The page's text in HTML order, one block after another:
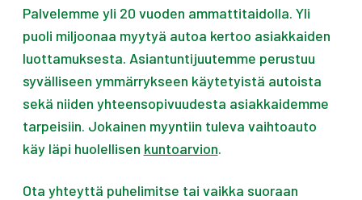
Palvelemme yli 20 vuoden ammattitaidolla. Yli
puoli miljoonaa myytyä autoa kertoo asiakkaiden
luottamuksesta. Asiantuntijuutemme perustuu
syvälliseen ymmärrykseen käytetyistä autoista
sekä niiden yhteensopivuudesta asiakkaidemme
tarpeisiin. Jokainen myyntiin tuleva vaihtoauto
käy läpi huolellisen kuntoarvion.
Ota yhteyttä puhelimitse tai vaikka suoraan